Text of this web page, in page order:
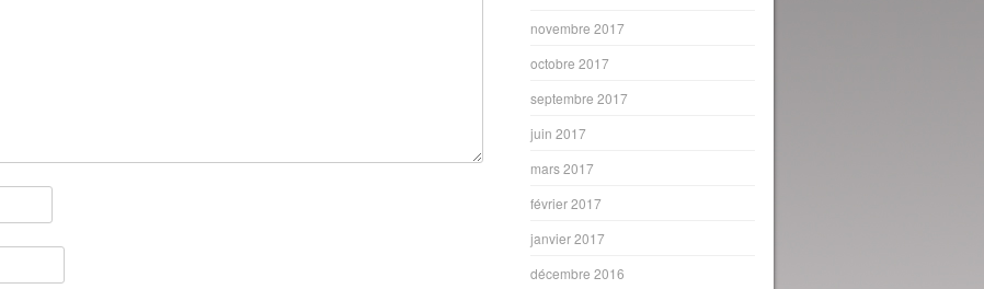
novembre 2017
octobre 2017
septembre 2017
juin 2017
mars 2017
février 2017
janvier 2017
décembre 2016